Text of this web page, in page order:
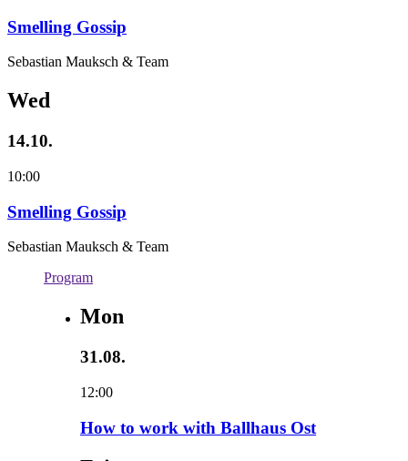
Smelling Gossip
Sebastian Mauksch & Team
Wed
14.10.
10:00
Smelling Gossip
Sebastian Mauksch & Team
Program
Mon
31.08.
12:00
How to work with Ballhaus Ost